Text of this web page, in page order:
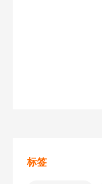
标签